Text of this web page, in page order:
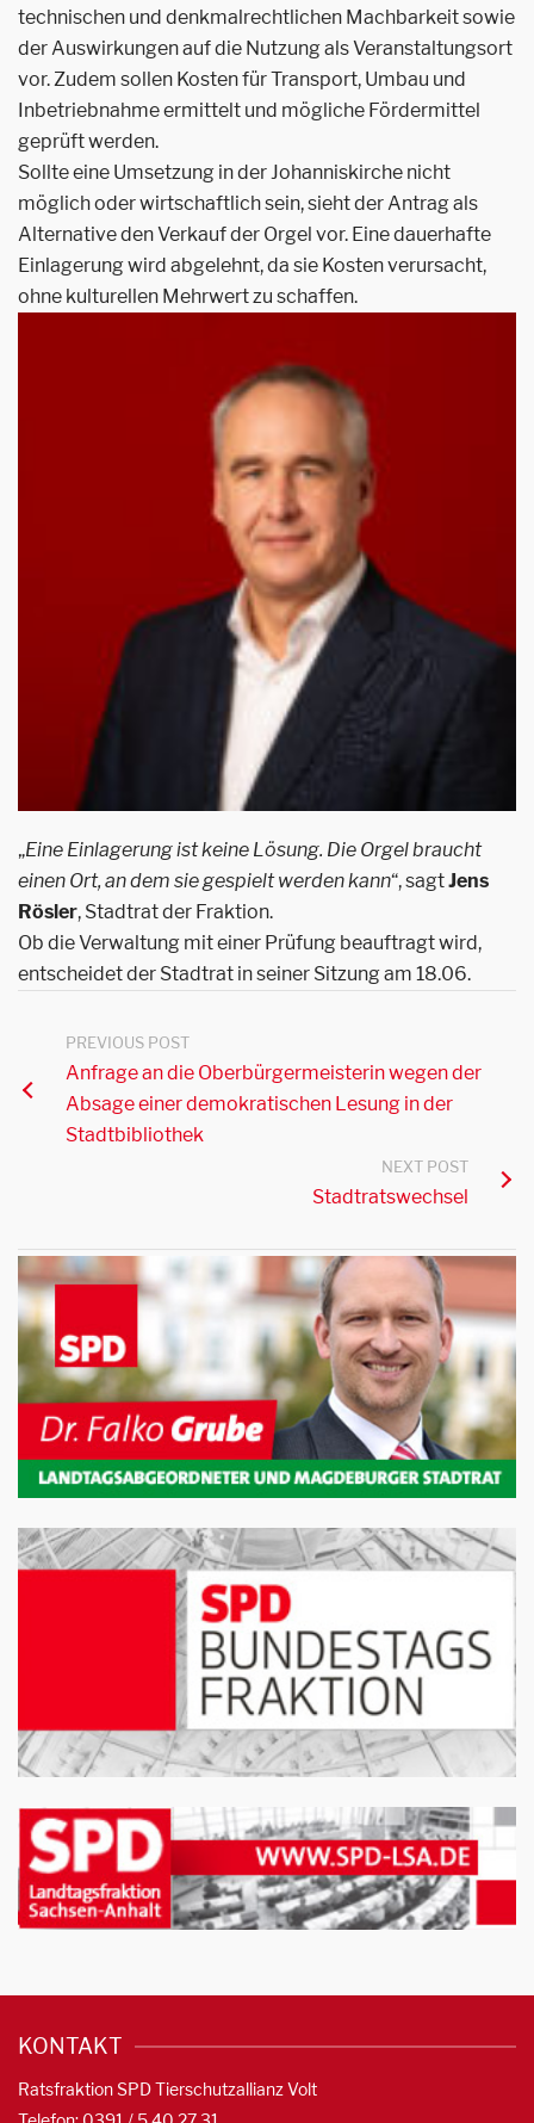
technischen und denkmalrechtlichen Machbarkeit sowie
der Auswirkungen auf die Nutzung als Veranstaltungsort
vor. Zudem sollen Kosten für Transport, Umbau und
Inbetriebnahme ermittelt und mögliche Fördermittel
geprüft werden.
Sollte eine Umsetzung in der Johanniskirche nicht
möglich oder wirtschaftlich sein, sieht der Antrag als
Alternative den Verkauf der Orgel vor. Eine dauerhafte
Einlagerung wird abgelehnt, da sie Kosten verursacht,
ohne kulturellen Mehrwert zu schaffen.
„Eine Einlagerung ist keine Lösung. Die Orgel braucht
einen Ort, an dem sie gespielt werden kann“, sagtJens
Rösler, Stadtrat der Fraktion.
Ob die Verwaltung mit einer Prüfung beauftragt wird,
entscheidet der Stadtrat in seiner Sitzung am 18.06.
PREVIOUS POST
Anfrage an die Oberbürgermeisterin wegen der
Absage einer demokratischen Lesung in der
Stadtbibliothek
NEXT POST
Stadtratswechsel
KONTAKT
Ratsfraktion SPD Tierschutzallianz Volt